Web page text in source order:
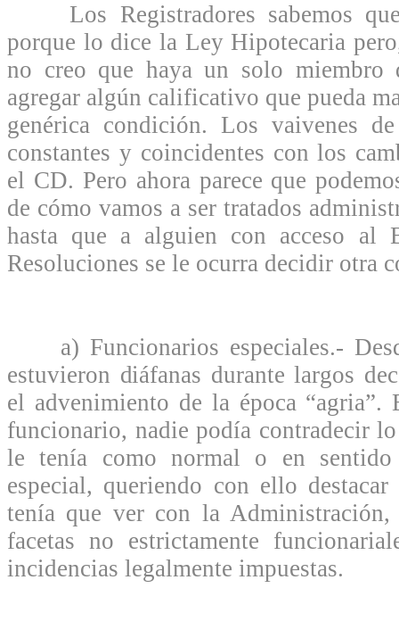
Los Registradores sabemos que
porque lo dice la Ley Hipotecaria
no creo que haya un solo miembro
agregar algún calificativo que pueda
genérica condición. Los vaivenes
constantes y coincidentes con los
el CD. Pero ahora parece que
de cómo vamos a ser tratados
hasta que a alguien con acceso al
Resoluciones se le ocurra decidir otra
a) Funcionarios especiales.-
estuvieron diáfanas durante largos
el advenimiento de la época “agria”.
funcionario, nadie podía contradecir
le tenía como normal o en sentido
especial, queriendo con ello
tenía que ver con la Administración,
facetas no estrictamente
incidencias legalmente impuestas.